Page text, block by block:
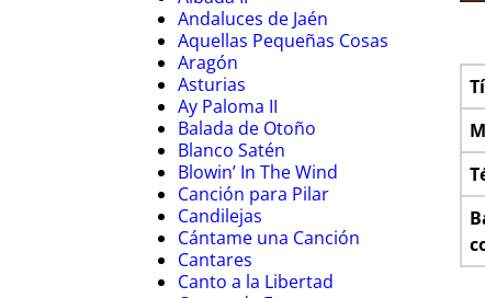
Andaluces de Jaén
Aquellas Pequeñas Cosas
Aragón
Asturias
Ay Paloma II
Balada de Otoño
Blanco Satén
Blowin’ In The Wind
Canción para Pilar
Candilejas
Cántame una Canción
Cantares
Canto a la Libertad